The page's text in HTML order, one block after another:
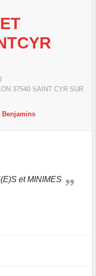
37540 SAINT CYR SUR
Benjamins
et MINIMES